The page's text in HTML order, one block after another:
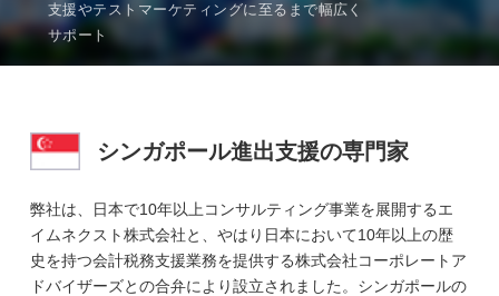
支援やテストマーケティングに至るまで幅広く
サポート
シンガポール進出支援の専門家
弊社は、日本で10年以上コンサルティング事業を展開するエ
イムネクスト株式会社と、やはり日本において10年以上の歴
史を持つ会計税務支援業務を提供する株式会社コーポレートア
ドバイザーズとの合弁により設立されました。シンガポールの